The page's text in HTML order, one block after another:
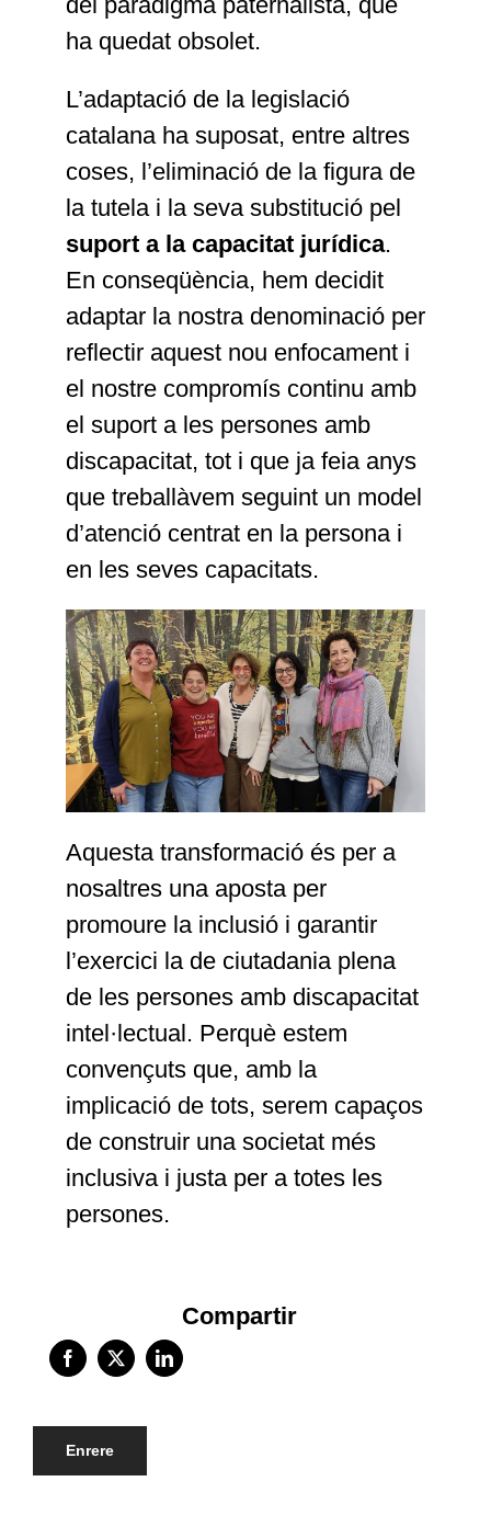
ha quedat obsolet.
L’adaptació de la legislació
catalana ha suposat, entre altres
coses, l’eliminació de la figura de
la tutela i la seva substitució pel
suport a la capacitat jurídica.
En conseqüència, hem decidit
adaptar la nostra denominació per
reflectir aquest nou enfocament i
el nostre compromís continu amb
el suport a les persones amb
discapacitat, tot i que ja feia anys
que treballàvem seguint un model
d’atenció centrat en la persona i
en les seves capacitats.
Aquesta transformació és per a
nosaltres una aposta per
promoure la inclusió i garantir
l’exercici la de ciutadania plena
de les persones amb discapacitat
intel·lectual. Perquè estem
convençuts que, amb la
implicació de tots, serem capaços
de construir una societat més
inclusiva i justa per a totes les
persones.
Compartir
Enrere